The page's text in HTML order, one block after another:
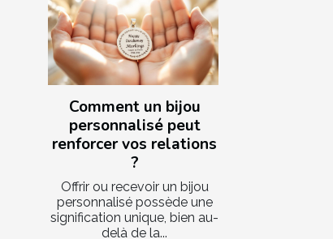
Comment un bijou
personnalisé peut
renforcer vos relations
?
Offrir ou recevoir un bijou
personnalisé possède une
signification unique, bien au-
delà de la...